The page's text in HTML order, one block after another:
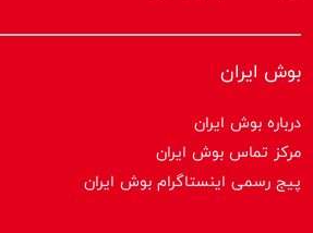
بوش ایران
درباره بوش ایران
مرکز تماس بوش ایران
پیج رسمی اینستاگرام بوش ایران